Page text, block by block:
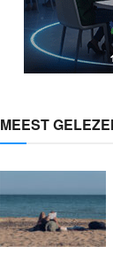
MEEST